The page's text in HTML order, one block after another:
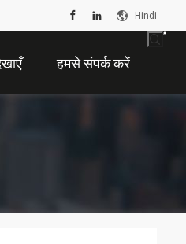
Hindi
हमसे संपर्क करें